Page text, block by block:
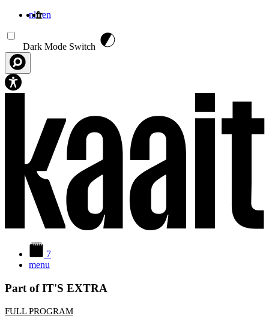
nlfren
Dark Mode Switch
7
menu
Part of IT'S EXTRA
FULL PROGRAM